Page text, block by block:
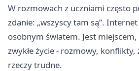
W rozmowach z uczniami często
zdanie: „wszyscy tam są”.
osobnym światem. Jest
zwykłe życie - rozmowy, konflikty,
rzeczy trudne.